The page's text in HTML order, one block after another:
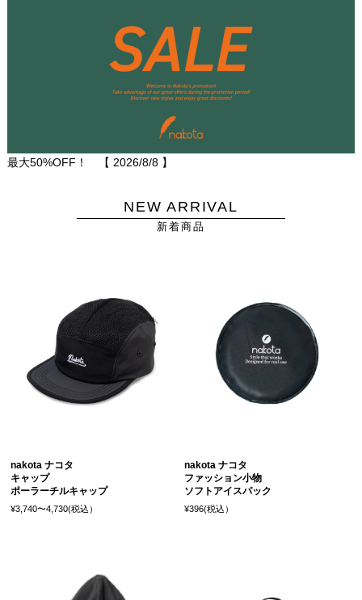
最大50%OFF！ 【 2026/8/8】
NEW ARRIVAL
新着商品
nakota ナコタ
キャップ
ポーラーチルキャップ
¥3,740〜4,730(税込）
nakota ナコタ
ファッション小物
ソフトアイスパック
¥396(税込）